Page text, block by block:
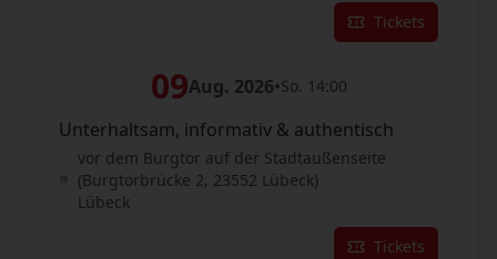
Tickets
09Aug. 2026•So. 14:00
Unterhaltsam, informativ & authentisch
vor dem Burgtor auf der Stadtaußenseite
(Burgtorbrücke 2, 23552 Lübeck)
Lübeck
Tickets